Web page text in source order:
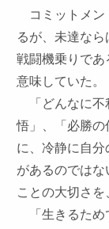
コミットメン
るが、未達なら
戦闘機乗りで
意味していた。
「どんなに不
悟」、「必勝
に、冷静に自
があるのでは
ことの大切さを
「生きるため